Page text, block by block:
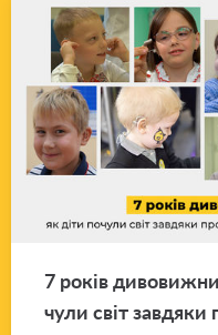
7 років
чу­ли світ